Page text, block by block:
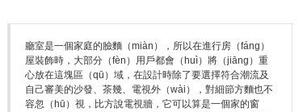
廳室是一個家庭的臉麵（miàn），所以在進行房（fáng）
屋裝飾時，大部分（fèn）用戶都會（huì）將（jiāng）重
心放在這塊區（qū）域，在設計時除了要選擇符合潮流及
自己審美的沙發、茶幾、電視外（wài），對細節方麵也不
容忽（hū）視，比方說電視牆，它可以算是一個家的窗